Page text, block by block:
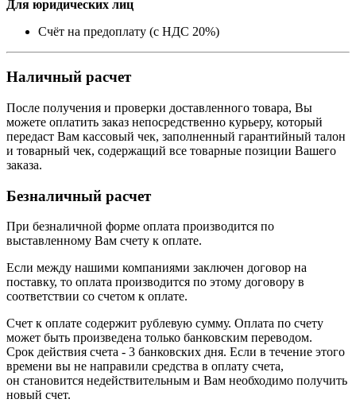
Для юридических лиц
Счёт на предоплату (с НДС 20%)
Наличный расчет
После получения и проверки доставленного товара, Вы
можете оплатить заказ непосредственно курьеру, который
передаст Вам кассовый чек, заполненный гарантийный талон
и товарный чек, содержащий все товарные позиции Вашего
заказа.
Безналичный расчет
При безналичной форме оплата производится по
выставленному Вам счету к оплате.
Если между нашими компаниями заключен договор на
поставку, то оплата производится по этому договору в
соответствии со счетом к оплате.
Счет к оплате содержит рублевую сумму. Оплата по счету
может быть произведена только банковским переводом.
Срок действия счета - 3 банковских дня. Если в течение этого
времени вы не направили средства в оплату счета,
он становится недействительным и Вам необходимо получить
новый счет.